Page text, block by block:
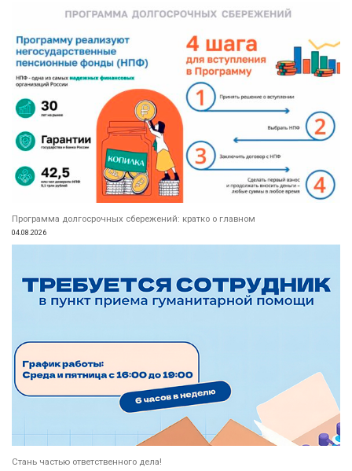
Программа долгосрочных сбережений: кратко о главном
04.08.2026
Стань частью ответственного дела!